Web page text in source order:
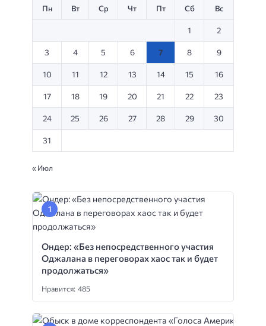
Пн Вт Ср Чт Пт Сб Вс
1 2
3 4 5 6 7 8 9
10 11 12 13 14 15 16
17 18 19 20 21 22 23
24 25 26 27 28 29 30
31
« Июл
Ондер: «Без непосредственного участия
Оджалана в переговорах хаос так и будет
продолжаться»
Нравится: 485